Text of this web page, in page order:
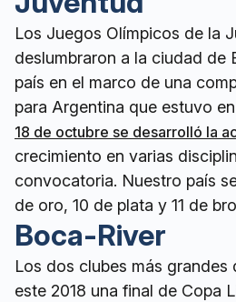
Los Juegos Olímpicos de la
deslumbraron a la ciudad de
país en el marco de una
para Argentina que estuvo
18 de octubre se desarrolló la
crecimiento en varias
convocatoria. Nuestro país
de oro, 10 de plata y 11 de
Boca-River
Los dos clubes más grandes
este 2018 una final de Copa